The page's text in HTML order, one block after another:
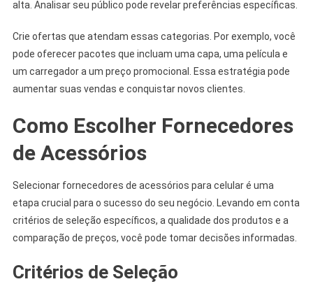
alta. Analisar seu público pode revelar preferências específicas.
Crie ofertas que atendam essas categorias. Por exemplo, você
pode oferecer pacotes que incluam uma capa, uma película e
um carregador a um preço promocional. Essa estratégia pode
aumentar suas vendas e conquistar novos clientes.
Como Escolher Fornecedores
de Acessórios
Selecionar fornecedores de acessórios para celular é uma
etapa crucial para o sucesso do seu negócio. Levando em conta
critérios de seleção específicos, a qualidade dos produtos e a
comparação de preços, você pode tomar decisões informadas.
Critérios de Seleção